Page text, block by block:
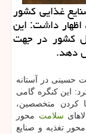
غذایی كشور
اظهار داشت: این
كشور در جهت
دهد.
حسینی در آستانه
این كنگره گامی
كردن متخصصین،
سلامت محور
تغذیه و صنایع